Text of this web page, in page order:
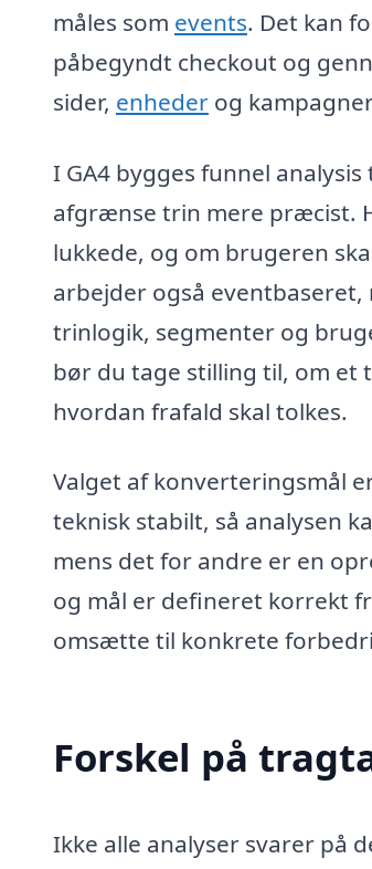
måles som events. Det kan
påbegyndt checkout og
sider, enheder og
I GA4 bygges funnel
afgrænse trin mere præcist.
lukkede, og om brugeren
arbejder også
trinlogik, segmenter og
bør du tage stilling til, om et
hvordan frafald skal tolkes.
Valget af konverteringsmål
teknisk stabilt, så analysen
mens det for andre er en
og mål er defineret korrekt
omsætte til konkrete
Forskel på
Ikke alle analyser svarer på